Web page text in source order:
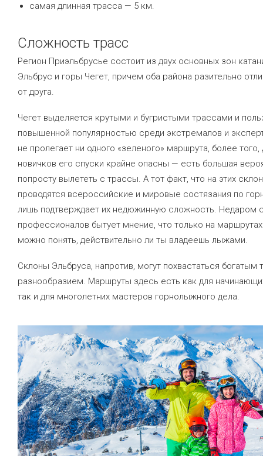
самая длинная трасса — 5 км.
Сложность трасс
Регион Приэльбрусье состоит из двух основных зон
Эльбрус и горы Чегет, причем оба района разительно
от друга.
Чегет выделяется крутыми и бугристыми трассами и
повышенной популярностью среди экстремалов и
не пролегает ни одного «зеленого» маршрута, более того,
новичков его спуски крайне опасны — есть большая
попросту вылететь с трассы. А тот факт, что на этих
проводятся всероссийские и мировые состязания по
лишь подтверждает их недюжинную сложность. Недаром
профессионалов бытует мнение, что только на
можно понять, действительно ли ты владеешь лыжами.
Склоны Эльбруса, напротив, могут похвастаться
разнообразием. Маршруты здесь есть как для
так и для многолетних мастеров горнолыжного дела.